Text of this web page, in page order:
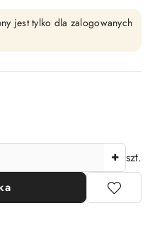
jest tylko dla zalogowanych
szt.